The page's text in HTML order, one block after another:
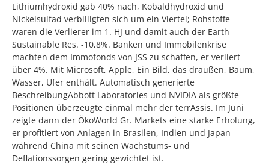
Lithiumhydroxid gab 40% nach, Kobaldhydroxid und
Nickelsulfad verbilligten sich um ein Viertel; Rohstoffe
waren die Verlierer im 1. HJ und damit auch der Earth
Sustainable Res. -10,8%. Banken und Immobilenkrise
machten dem Immofonds von JSS zu schaffen, er verliert
über 4%. Mit Microsoft, Apple, Ein Bild, das draußen, Baum,
Wasser, Ufer enthält. Automatisch generierte
BeschreibungAbbott Laboratories und NVIDIA als größte
Positionen überzeugte einmal mehr der terrAssis. Im Juni
zeigte dann der ÖkoWorld Gr. Markets eine starke Erholung,
er profitiert von Anlagen in Brasilen, Indien und Japan
während China mit seinen Wachstums- und
Deflationssorgen gering gewichtet ist.